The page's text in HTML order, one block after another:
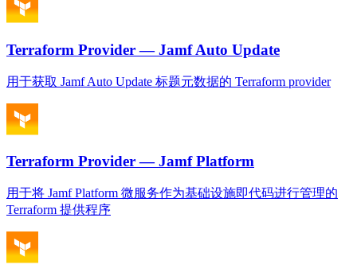
Terraform Provider — Jamf Auto Update
用于获取 Jamf Auto Update 标题元数据的 Terraform provider
Terraform Provider — Jamf Platform
用于将 Jamf Platform 微服务作为基础设施即代码进行管理的
Terraform 提供程序